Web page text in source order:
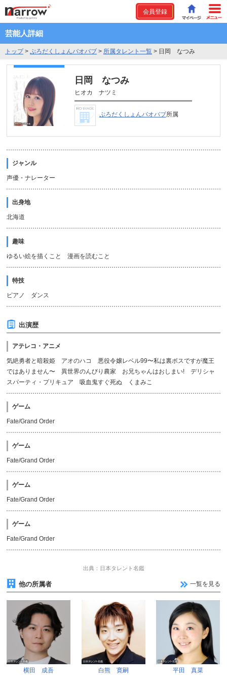
会員登録
芸能人詳細
トップ> ぷろだくしょんバオバブ > 所属タレント一覧 > 日岡 なつみ
日岡 なつみ
ヒオカ ナツミ
ぷろだくしょんバオバブ所属
ジャンル
声優・ナレーター
出身地
北海道
趣味
ゆるい絵を描くこと 漫画を読むこと
特技
ピアノ ダンス
出演歴
アテレコ・アニメ
気絶勇者と暗殺姫 アオのハコ 悪役令嬢レベル99〜私は裏ボスですが魔王
ではありません〜 異世界のんびり農家 お兄ちゃんはおしまい! デリシャ
スパーティ・プリキュア 吸血鬼すぐ死ぬ くまみこ
ゲーム
Fate/Grand Order
ゲーム
Fate/Grand Order
ゲーム
Fate/Grand Order
ゲーム
Fate/Grand Order
出典：日本タレント名鑑
他の所属者 一覧を見る
横田 成吾 白熊 寛嗣 平田 真菜